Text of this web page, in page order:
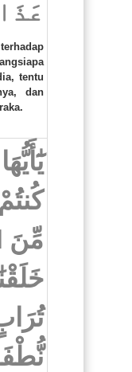
tentu
dan
مِّنَ